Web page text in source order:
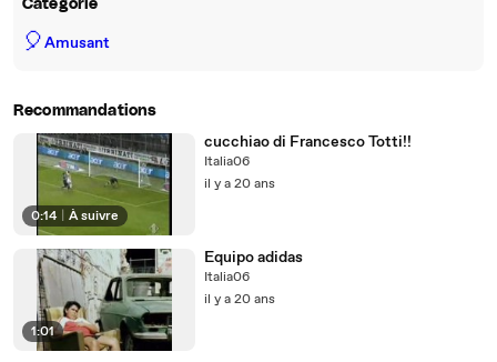
Catégorie
🎈Amusant
Recommandations
0:14 À suivre
cucchiao di Francesco Totti!!
Italia06
il y a 20 ans
1:01
Equipo adidas
Italia06
il y a 20 ans